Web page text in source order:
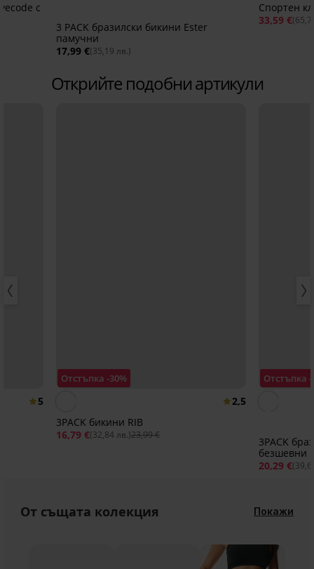
с
3 PACK бразилски бикини Ester
памучни
17,99 €(35,19 лв.)
Спортен
33,59 €
Открийте подобни артикули
5
Отстъпка -30%
2,5
3PACK бикини RIB
16,79 €(32,84 лв.)23,99 €
Отстъпка -
3PACK
безшевни
20,29 €
От същата колекция Покажи